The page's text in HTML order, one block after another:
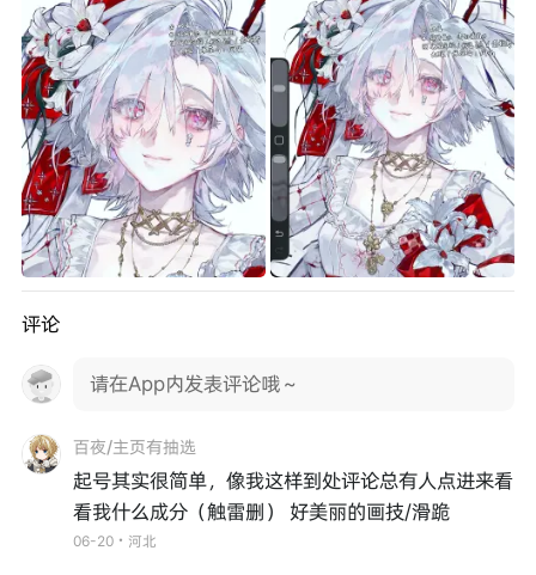
评论
请在App内发表评论哦～
百夜/主页有抽选
起号其实很简单，像我这样到处评论总有人点进来看
看我什么成分（触雷删） 好美丽的画技/滑跪
06-20・河北